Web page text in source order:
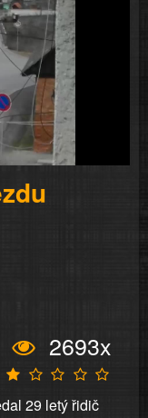
2693x
29 letý řidič